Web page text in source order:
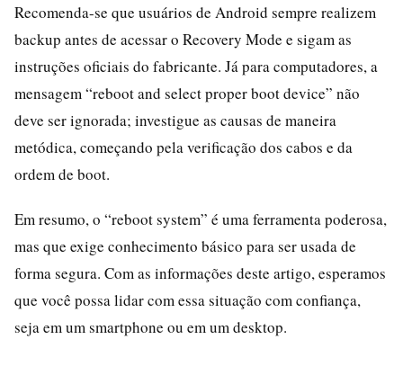
Recomenda-se que usuários de Android sempre realizem
backup antes de acessar o Recovery Mode e sigam as
instruções oficiais do fabricante. Já para computadores, a
mensagem “reboot and select proper boot device” não
deve ser ignorada; investigue as causas de maneira
metódica, começando pela verificação dos cabos e da
ordem de boot.
Em resumo, o “reboot system” é uma ferramenta poderosa,
mas que exige conhecimento básico para ser usada de
forma segura. Com as informações deste artigo, esperamos
que você possa lidar com essa situação com confiança,
seja em um smartphone ou em um desktop.